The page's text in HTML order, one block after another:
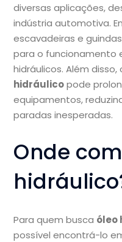
diversas aplicações,
indústria automotiva.
escavadeiras e
para o funcionamento
hidráulicos. Além
hidráulicopode
equipamentos,
paradas inesperadas.
Onde
Para quem busca óleo
possível encontrá-lo